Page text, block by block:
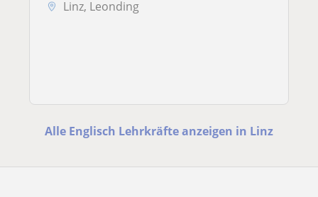
Linz, Leonding
Alle Englisch Lehrkräfte anzeigen in Linz